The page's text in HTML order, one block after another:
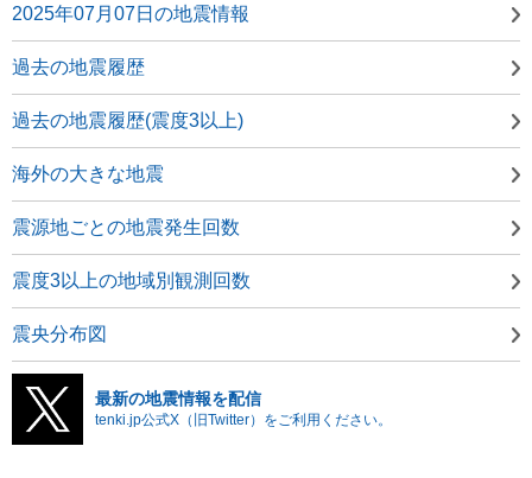
2025年07月07日の地震情報
過去の地震履歴
過去の地震履歴(震度3以上)
海外の大きな地震
震源地ごとの地震発生回数
震度3以上の地域別観測回数
震央分布図
最新の地震情報を配信
tenki.jp公式X（旧Twitter）をご利用ください。